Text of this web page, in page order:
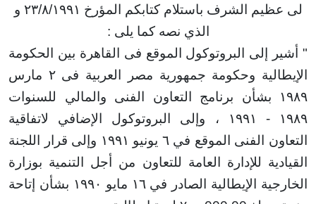
الشرف باستلام كتابكم المؤرخ ٢٣/٨/١٩٩١
و
الذي نصه كما يلى :
إلى البروتوكول الموقع فى القاهرة بين الحكومة
وحكومة جمهورية مصر العربية فى۲ مارس
بشأن برنامج التعاون الفنى والمالي للسنوات
، وإلى البروتوكول الإضافي لاتفاقية
التعاون الفنى الموقع في ٦ يونيو ١٩٩١ وإلى قرار اللجنة
للإدارة العامة للتعاون من أجل التنمية بوزارة
الإيطالية الصادر في ١٦ مايو
۱۹۹۰بشأن إتاحة